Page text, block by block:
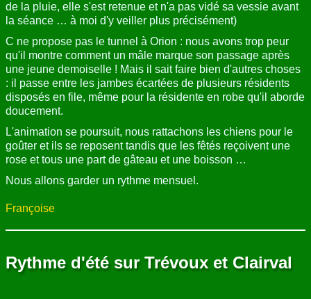
de la pluie, elle s'est retenue et n'a pas vidé sa vessie avant
la séance … à moi d'y veiller plus précisément)
C ne propose pas le tunnel à Orion : nous avons trop peur
qu'il montre comment un mâle marque son passage après
une jeune demoiselle ! Mais il sait faire bien d'autres choses
: il passe entre les jambes écartées de plusieurs résidents
disposés en file, même pour la résidente en robe qu'il aborde
doucement.
L'animation se poursuit, nous rattachons les chiens pour le
goûter et ils se reposent tandis que les fêtés reçoivent une
rose et tous une part de gâteau et une boisson …
Nous allons garder un rythme mensuel.
Françoise
Rythme d'été sur Trévoux et Clairval